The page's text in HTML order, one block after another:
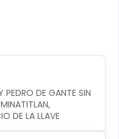
PEDRO DE GANTE SIN
DE LA LLAVE